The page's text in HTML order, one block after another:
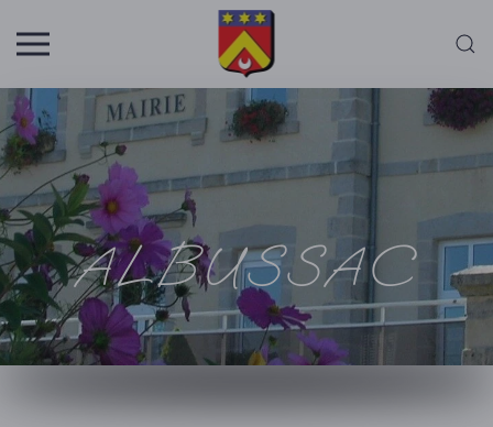
Skip to main content
ALBUSSAC